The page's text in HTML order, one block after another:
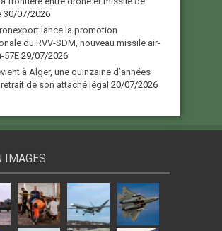
30/07/2026
lance la promotion
du RVV-SDM, nouveau missile air-
57E 29/07/2026
à Alger, une quinzaine d’années
de son attaché légal 20/07/2026
IMAGES